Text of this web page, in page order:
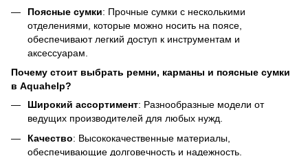
Поясные сумки: Прочные сумки с несколькими
отделениями, которые можно носить на поясе,
обеспечивают легкий доступ к инструментам и
аксессуарам.
Почему стоит выбрать ремни, карманы и поясные сумки
в Aquahelp?
Широкий ассортимент: Разнообразные модели от
ведущих производителей для любых нужд.
Качество: Высококачественные материалы,
обеспечивающие долговечность и надежность.